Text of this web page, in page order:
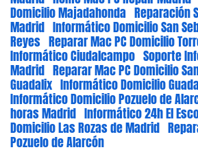
Domicilio Majadahonda Reparación
Madrid Informático Domicilio San
Reyes Reparar Mac PC Domicilio
Informático Ciudalcampo Soporte
Madrid Reparar Mac PC Domicilio
Guadalix Informático Domicilio
Informático Domicilio Pozuelo de
horas Madrid Informático 24h El
Domicilio Las Rozas de Madrid
Pozuelo de Alarcón